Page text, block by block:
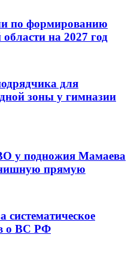
по формированию
на 2027 год
для
зоны у гимназии
у подножия Мамаева
прямую
систематическое
о ВС РФ